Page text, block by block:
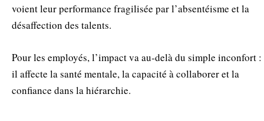
voient leur performance fragilisée par l’absentéisme et la
désaffection des talents.
Pour les employés, l’impact va au‑delà du simple inconfort :
il affecte la santé mentale, la capacité à collaborer et la
confiance dans la hiérarchie.